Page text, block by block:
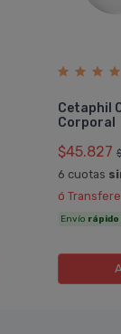
Cetaphil
Corporal
$45.827
6 cuotas
ó
Envío rápido